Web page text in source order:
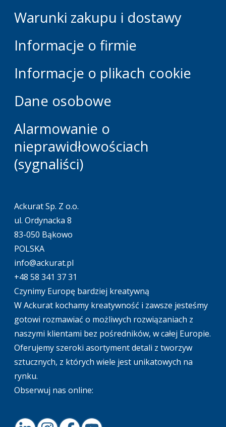
Warunki zakupu i dostawy
Informacje o firmie
Informacje o plikach cookie
Dane osobowe
Alarmowanie o
nieprawidłowościach
(sygnaliści)
Ackurat Sp. Z o.o.
ul. Ordynacka 8
83-050 Bąkowo
POLSKA
info@ackurat.pl
+48 58 341 37 31
Czynimy Europę bardziej kreatywną
W Ackurat kochamy kreatywność i zawsze jesteśmy
gotowi rozmawiać o możliwych rozwiązaniach z
naszymi klientami bez pośredników, w całej Europie.
Oferujemy szeroki asortyment detali z tworzyw
sztucznych, z których wiele jest unikatowych na
rynku.
Obserwuj nas online: